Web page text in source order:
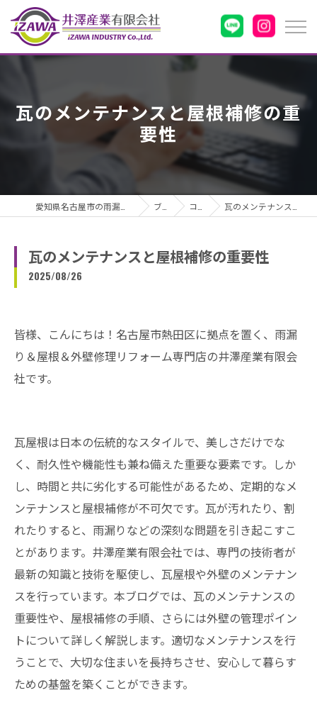
瓦のメンテナンスと屋根補修の重
要性
ブログ コラム 瓦のメンテナンスと屋根補修の重要性
瓦のメンテナンスと屋根補修の重要性
2025/08/26
皆様、こんにちは！名古屋市熱田区に拠点を置く、雨漏
り＆屋根＆外壁修理リフォーム専門店の井澤産業有限会
社です。
瓦屋根は日本の伝統的なスタイルで、美しさだけでな
く、耐久性や機能性も兼ね備えた重要な要素です。しか
し、時間と共に劣化する可能性があるため、定期的なメ
ンテナンスと屋根補修が不可欠です。瓦が汚れたり、割
れたりすると、雨漏りなどの深刻な問題を引き起こすこ
とがあります。井澤産業有限会社では、専門の技術者が
最新の知識と技術を駆使し、瓦屋根や外壁のメンテナン
スを行っています。本ブログでは、瓦のメンテナンスの
重要性や、屋根補修の手順、さらには外壁の管理ポイン
トについて詳しく解説します。適切なメンテナンスを行
うことで、大切な住まいを長持ちさせ、安心して暮らす
ための基盤を築くことができます。